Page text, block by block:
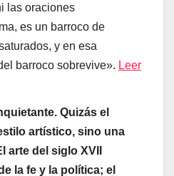
las oraciones
es un barroco de
y en esa
barroco sobrevive». Leer
Quizás el
artístico, sino una
del siglo XVII
la fe y la política; el